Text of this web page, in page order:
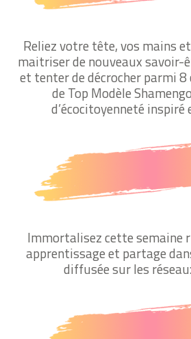
Reliez votre tête, vos mains
maitriser de nouveaux
et tenter de décrocher parmi
de Top Modèle
d’écocitoyenneté
Immortalisez cette semaine
apprentissage et partage
diffusée sur les